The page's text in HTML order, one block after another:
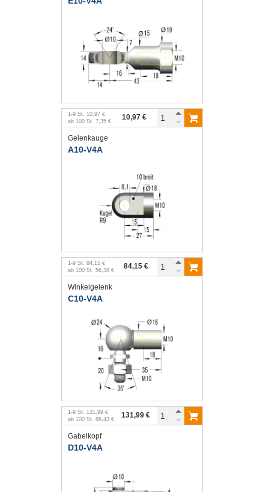
1 -9 St. 10,97 €
ab 100 St. 7,35 € 10,97 €
Gelenkauge
A10-V4A
1 -9 St. 84,15 €
ab 100 St. 56,38 € 84,15 €
Winkelgelenk
C10-V4A
1 -9 St. 131,99 €
ab 100 St. 88,43 € 131,99 €
Gabelkopf
D10-V4A